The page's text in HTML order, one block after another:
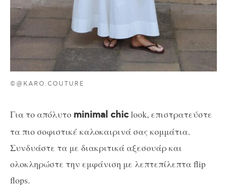
©@KARO.COUTURE
Για το απόλυτο minimal chiclook, επιστρατεύστε
τα πιο σοφιστικέ καλοκαιρινά σας κομμάτια.
Συνδυάστε τα με διακριτικά αξεσουάρ και
ολοκληρώστε την εμφάνιση με λεπτεπίλεπτα flip
flops.